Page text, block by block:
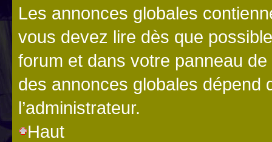
Les annonces globales
vous devez lire dès que
forum et dans votre panneau
des annonces globales dépend
l’administrateur.
Haut